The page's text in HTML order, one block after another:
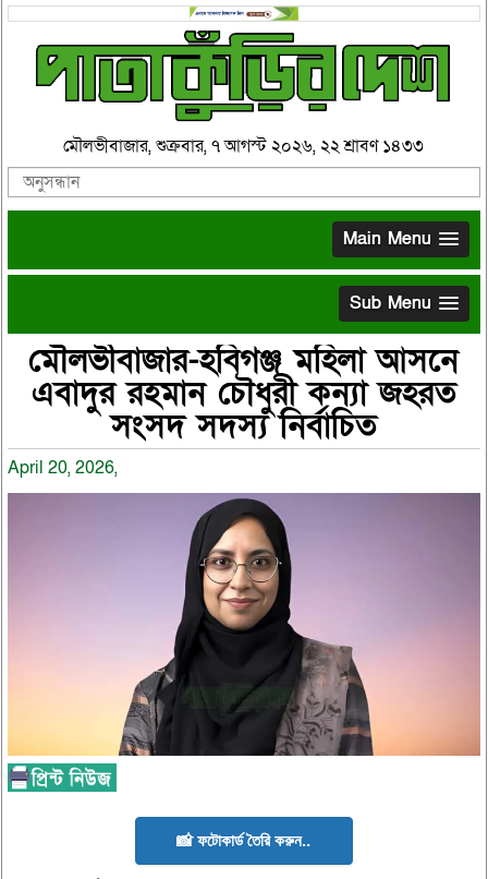
মৌলভীবাজার, শুক্রবার, ৭ আগস্ট ২০২৬, ২২ শ্রাবণ ১৪৩৩
Main Menu
Sub Menu
মৌলভীবাজার-হবিগঞ্জ মহিলা আসনে
এবাদুর রহমান চৌধুরী কন্যা জহরত
সংসদ সদস্য নির্বাচিত
April 20, 2026,
📸 ফটোকার্ড তৈরি করুন..